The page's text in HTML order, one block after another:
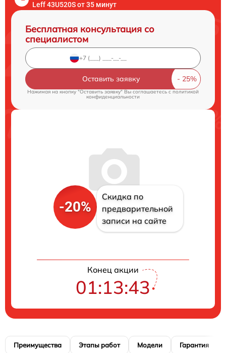
Leff 43U520S от 35 минут
Бесплатная консультация со
специалистом
Оставить заявку
Нажимая на кнопку "Оставить заявку" Вы соглашаетесь cполитикой
конфиденциальности
-20%
Скидка по
предварительной
записи на сайте
Конец акции
01:13:41
Преимущества Этапы работ Модели Гарантия